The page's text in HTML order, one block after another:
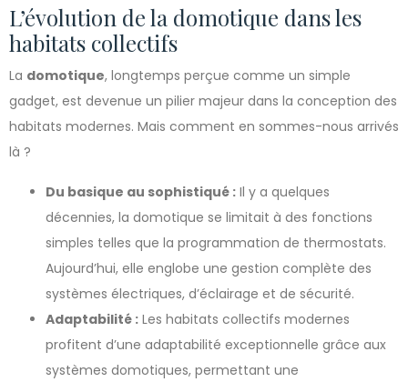
L’évolution de la domotique dans les
habitats collectifs
La domotique, longtemps perçue comme un simple
gadget, est devenue un pilier majeur dans la conception des
habitats modernes. Mais comment en sommes-nous arrivés
là ?
Du basique au sophistiqué : Il y a quelques
décennies, la domotique se limitait à des fonctions
simples telles que la programmation de thermostats.
Aujourd’hui, elle englobe une gestion complète des
systèmes électriques, d’éclairage et de sécurité.
Adaptabilité : Les habitats collectifs modernes
profitent d’une adaptabilité exceptionnelle grâce aux
systèmes domotiques, permettant une